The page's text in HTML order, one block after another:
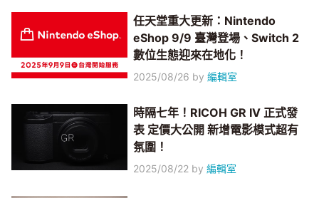
任天堂重大更新：Nintendo
eShop 9/9 臺灣登場、Switch 2
數位生態迎來在地化！
2025/08/26 by編輯室
時隔七年！RICOH GR IV 正式發
表 定價大公開 新增電影模式超有
氛圍！
2025/08/22 by編輯室